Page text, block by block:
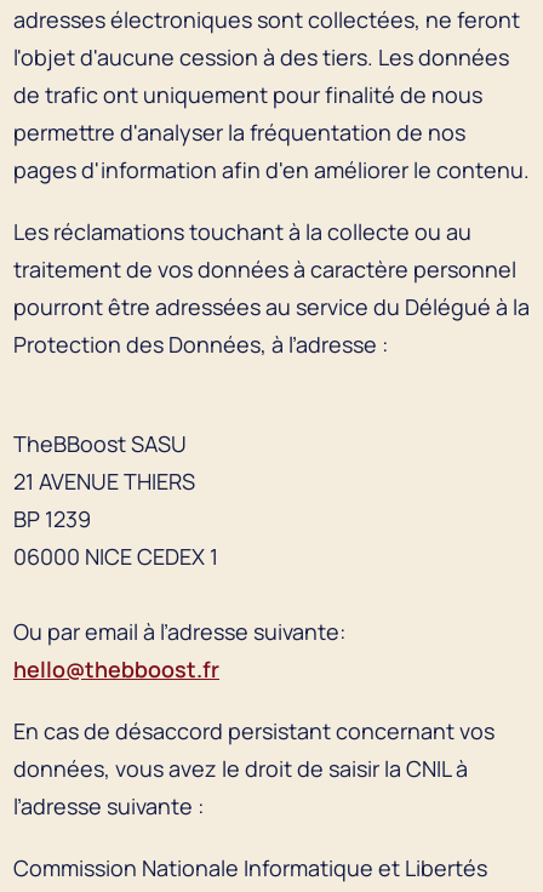
adresses électroniques sont collectées, ne feront
l'objet d'aucune cession à des tiers. Les données
de trafic ont uniquement pour finalité de nous
permettre d'analyser la fréquentation de nos
pages d'information afin d'en améliorer le contenu.
Les réclamations touchant à la collecte ou au
traitement de vos données à caractère personnel
pourront être adressées au service du Délégué à la
Protection des Données, à l’adresse :
TheBBoost SASU
21 AVENUE THIERS
BP 1239
06000 NICE CEDEX 1
Ou par email à l’adresse suivante:
hello@thebboost.fr
En cas de désaccord persistant concernant vos
données, vous avez le droit de saisir la CNIL à
l’adresse suivante :
Commission Nationale Informatique et Libertés